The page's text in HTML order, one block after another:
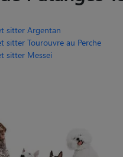
sitter Argentan
sitter Tourouvre au Perche
sitter Messei